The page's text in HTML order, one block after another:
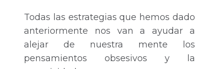
Todas las estrategias que hemos dado
anteriormente nos van a ayudar a
alejar de nuestra mente los
pensamientos obsesivos y la